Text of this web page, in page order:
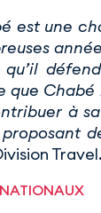
est une
Chabé
à
Travel.